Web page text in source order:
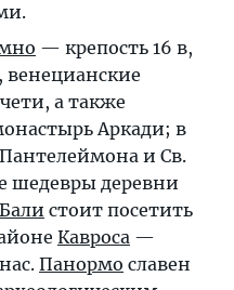
— крепость 16 в,
венецианские
а также
Аркади; в
и Св.
шедевры деревни
Бали стоит посетить
Кавроса —
Панормо славен